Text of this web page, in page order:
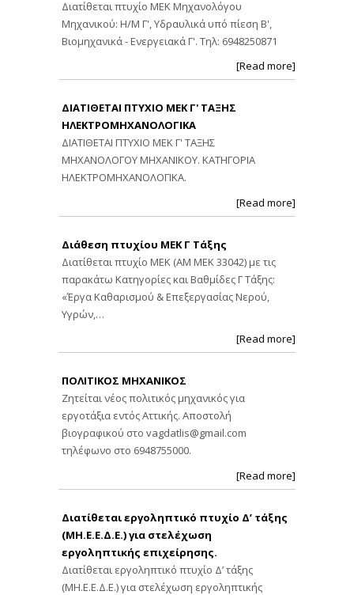
Διατίθεται πτυχίο ΜΕΚ Μηχανολόγου
Μηχανικού: Η/Μ Γ', Υδραυλικά υπό πίεση Β',
Βιομηχανικά - Ενεργειακά Γ'. Τηλ: 6948250871
[Read more]
ΔΙΑΤΙΘΕΤΑΙ ΠΤΥΧΙΟ ΜΕΚ Γ' ΤΑΞΗΣ
ΗΛΕΚΤΡΟΜΗΧΑΝΟΛΟΓΙΚΑ
ΔΙΑΤΙΘΕΤΑΙ ΠΤΥΧΙΟ ΜΕΚ Γ' ΤΑΞΗΣ
ΜΗΧΑΝΟΛΟΓΟΥ ΜΗΧΑΝΙΚΟΥ. ΚΑΤΗΓΟΡΙΑ
ΗΛΕΚΤΡΟΜΗΧΑΝΟΛΟΓΙΚΑ.
[Read more]
Διάθεση πτυχίου ΜΕΚ Γ Τάξης
Διατίθεται πτυχίο ΜΕΚ (ΑΜ ΜΕΚ 33042) με τις
παρακάτω Κατηγορίες και Βαθμίδες Γ Τάξης:
«Έργα Καθαρισμού & Επεξεργασίας Νερού,
Υγρών,…
[Read more]
ΠΟΛΙΤΙΚΟΣ ΜΗΧΑΝΙΚΟΣ
Ζητείται νέος πολιτικός μηχανικός για
εργοτάξια εντός Αττικής. Αποστολή
βιογραφικού στο vagdatlis@gmail.com
τηλέφωνο στο 6948755000.
[Read more]
Διατίθεται εργοληπτικό πτυχίο Δ’ τάξης
(ΜΗ.Ε.Ε.Δ.Ε.) για στελέχωση
εργοληπτικής επιχείρησης.
Διατίθεται εργοληπτικό πτυχίο Δ’ τάξης
(ΜΗ.Ε.Ε.Δ.Ε.) για στελέχωση εργοληπτικής